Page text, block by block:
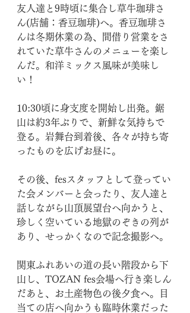
友人達と9時頃に集合し草牛珈琲さ
ん(店舗：香豆珈琲)へ。香豆珈琲さ
んは冬期休業の為、間借り営業をさ
れていた草牛さんのメニューを楽し
んだ。和洋ミックス風味が美味し
い！
10:30頃に身支度を開始し出発。鋸
山は約3年ぶりで、新鮮な気持ちで
登る。岩舞台到着後、各々が持ち寄
ったものを広げお昼に。
その後、fesスタッフとして登ってい
た会メンバーと会ったり、友人達と
話しながら山頂展望台へ向かうと、
珍しく空いている地獄のぞきの列が
あり、せっかくなので記念撮影へ。
関東ふれあいの道の長い階段から下
山し、TOZAN fes会場へ行き楽しん
だあと、お土産物色の後夕食へ。目
当ての店へ向かうも臨時休業だった